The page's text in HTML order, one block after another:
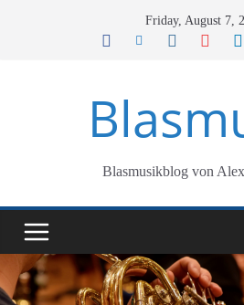
Friday, August 7,
Blasmusikblog von